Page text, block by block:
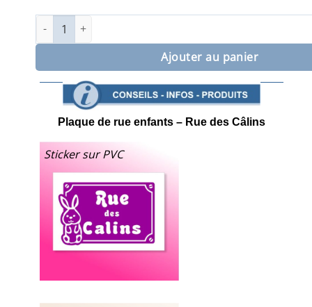
quantité de Plaque de rue enfants Rue des Câlins
Ajouter au panier
Plaque de rue enfants – Rue des Câlins
Sticker sur PVC